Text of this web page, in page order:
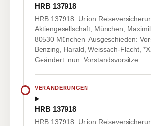
HRB 137918
HRB 137918: Union
Aktiengesellschaft, München,
80530 München. Ausgeschieden:
Benzing, Harald, Weissach-Flacht,
Geändert, nun: Vorstandsvorsitze…
VERÄNDERUNGEN
HRB 137918
HRB 137918: Union